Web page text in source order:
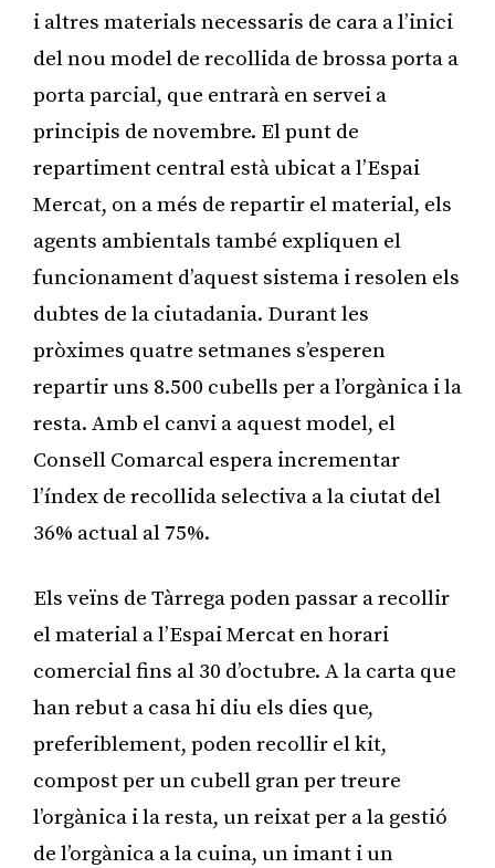
i altres materials necessaris de cara a l’inici
del nou model de recollida de brossa porta a
porta parcial, que entrarà en servei a
principis de novembre. El punt de
repartiment central està ubicat a l’Espai
Mercat, on a més de repartir el material, els
agents ambientals també expliquen el
funcionament d’aquest sistema i resolen els
dubtes de la ciutadania. Durant les
pròximes quatre setmanes s’esperen
repartir uns 8.500 cubells per a l’orgànica i la
resta. Amb el canvi a aquest model, el
Consell Comarcal espera incrementar
l’índex de recollida selectiva a la ciutat del
36% actual al 75%.
Els veïns de Tàrrega poden passar a recollir
el material a l’Espai Mercat en horari
comercial fins al 30 d’octubre. A la carta que
han rebut a casa hi diu els dies que,
preferiblement, poden recollir el kit,
compost per un cubell gran per treure
l’orgànica i la resta, un reixat per a la gestió
de l’orgànica a la cuina, un imant i un